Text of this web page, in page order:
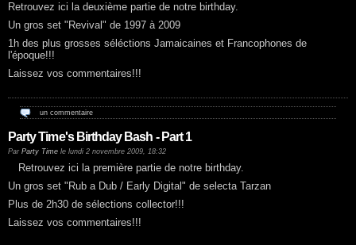
Retrouvez ici la deuxième partie de notre birthday.
Un gros set "Revival" de 1997 à 2009
1h des plus grosses séléctions Jamaicaines et Francophones de
l'époque!!!
Laissez vos commentaires!!!
un commentaire
Party Time's Birthday Bash - Part 1
Par Party Time le lundi 2 novembre 2009, 18:32
Retrouvez ici la première partie de notre birthday.
Un gros set "Rub a Dub / Early Digital" de selecta Tarzan
Plus de 2h30 de sélections collector!!!
Laissez vos commentaires!!!